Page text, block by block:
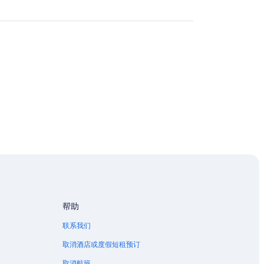
帮助
联系我们
取消酒店或度假短租预订